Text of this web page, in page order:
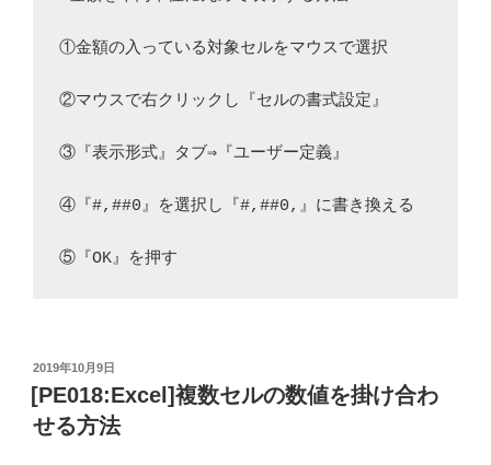
①金額の入っている対象セルをマウスで選択
②マウスで右クリックし『セルの書式設定』
③『表示形式』タブ⇒『ユーザー定義』
④『#,##0』を選択し『#,##0,』に書き換える
⑤『OK』を押す
投
稿
日:
2019年10月9日
[PE018:Excel]複数セルの数値を掛け合わ
せる方法